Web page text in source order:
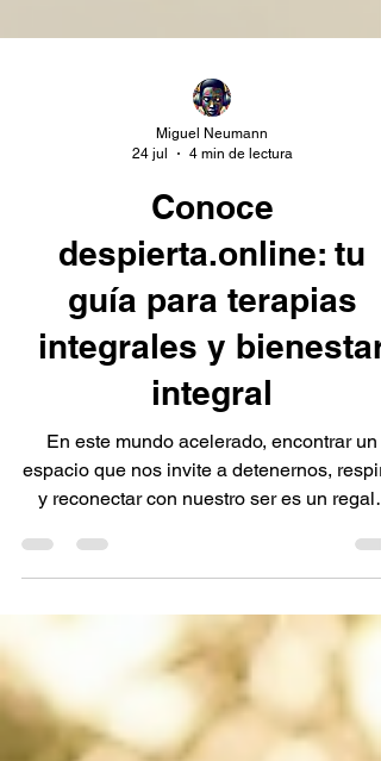
Miguel Neumann
Conoce
despierta.online: tu
guía para terapias
integrales y bienestar
integral
espacio que nos invite a detenernos,
y reconectar con nuestro ser es un regalo
necesitamos una brújula que nos guíe
un bienestar completo? Aquí es donde
despierta.online se convierte en un faro,
guía para terapias integrales que nutren
cuerpo, mente y espíritu. Hoy quiero